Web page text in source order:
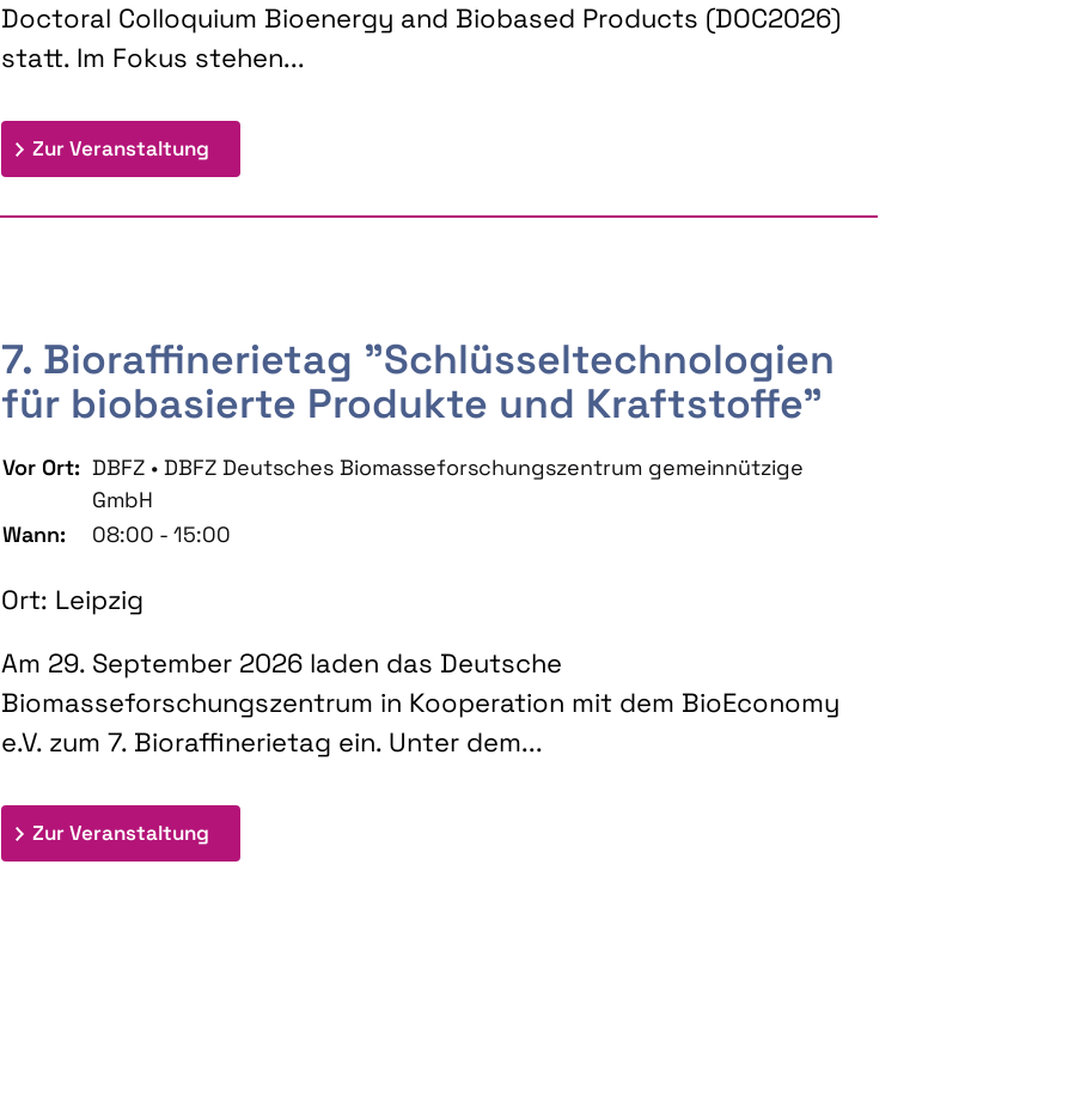
Doctoral Colloquium Bioenergy and Biobased Products (DOC2026)
statt. Im Fokus stehen...
Zur Veranstaltung: 9th Doctoral Colloquium BIOENERGY AND BIOBASED PRODUCTS
7. Bioraffinerietag "Schlüsseltechnologien
für biobasierte Produkte und Kraftstoffe"
Vor Ort: DBFZ • DBFZ Deutsches Biomasseforschungszentrum gemeinnützige
GmbH
Wann:
08:00 - 15:00
Ort: Leipzig
Am 29. September 2026 laden das Deutsche
Biomasseforschungszentrum in Kooperation mit dem BioEconomy
e.V. zum 7. Bioraffinerietag ein. Unter dem...
Zur Veranstaltung: 7. Bioraffinerietag "Schlüsseltechnologien für biobasierte Produkte und Kraftstoffe"